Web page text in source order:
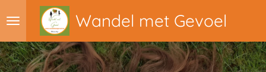
naar
de
Wandel met Gevoel